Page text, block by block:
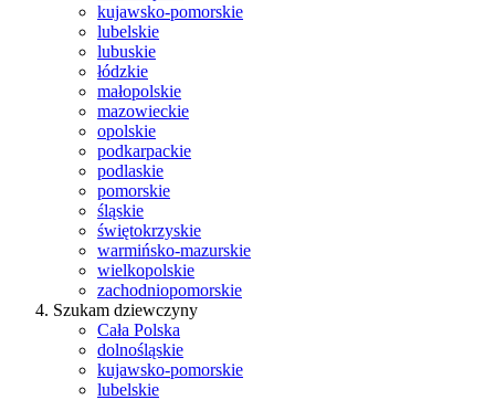
kujawsko-pomorskie
lubelskie
lubuskie
łódzkie
małopolskie
mazowieckie
opolskie
podkarpackie
podlaskie
pomorskie
śląskie
świętokrzyskie
warmińsko-mazurskie
wielkopolskie
zachodniopomorskie
Szukam dziewczyny
Cała Polska
dolnośląskie
kujawsko-pomorskie
lubelskie